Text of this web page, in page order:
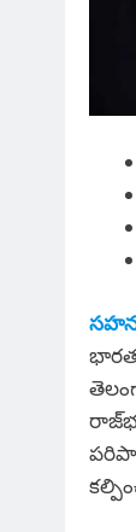
భారత